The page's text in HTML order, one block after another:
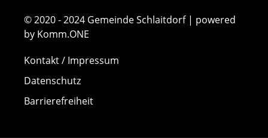
© 2020 - 2024 Gemeinde Schlaitdorf | powered
by Komm.ONE
Kontakt / Impressum
Datenschutz
Barrierefreiheit